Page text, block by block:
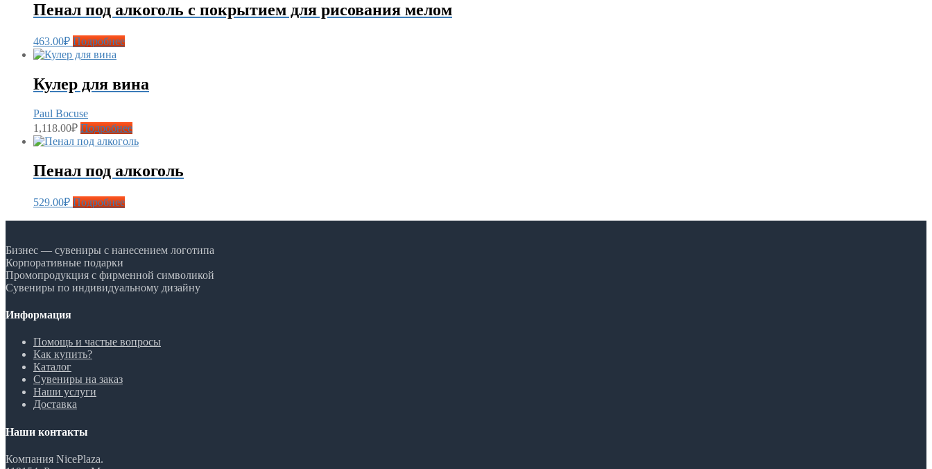
Пенал под алкоголь с покрытием для рисования мелом
463.00₽ Подробнее
Кулер для вина
Paul Bocuse
1,118.00₽ Подробнее
Пенал под алкоголь
529.00₽ Подробнее
Бизнес — сувениры с нанесением логотипа
Корпоративные подарки
Промопродукция с фирменной символикой
Сувениры по индивидуальному дизайну
Информация
Помощь и частые вопросы
Как купить?
Каталог
Сувениры на заказ
Наши услуги
Доставка
Наши контакты
Компания NicePlaza.